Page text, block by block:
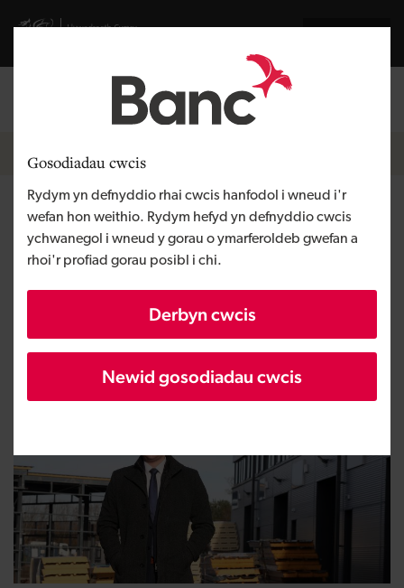
Gosodiadau cwcis
Rydym yn defnyddio rhai cwcis hanfodol i wneud i'r
wefan hon weithio. Rydym hefyd yn defnyddio cwcis
ychwanegol i wneud y gorau o ymarferoldeb gwefan a
rhoi'r profiad gorau posibl i chi.
Derbyn cwcis
Newid gosodiadau cwcis
Visit gov.wales website
Mewngofnodi
Breadcrumb
Hafan
Dawan Developments
Rhanbarth De Cymru
Eiddo datblygu
Maint BBaCh
Dros £1 miliwn